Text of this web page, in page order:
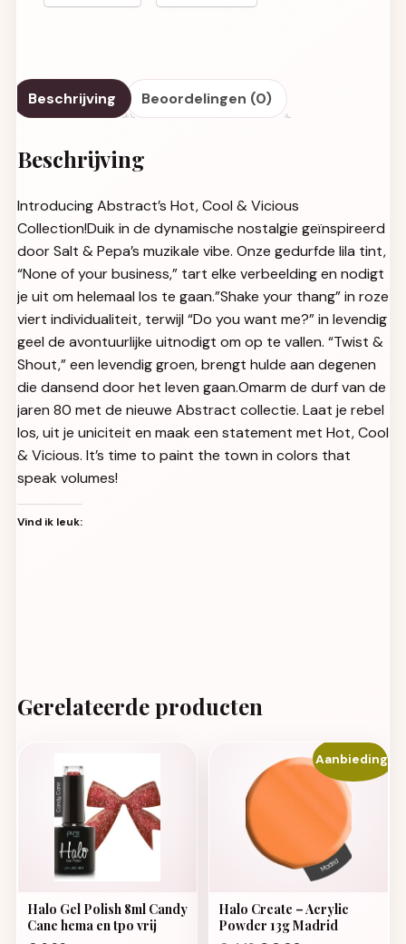
Beschrijving Beoordelingen (0)
Beschrijving
Introducing Abstract’s Hot, Cool & Vicious
Collection!Duik in de dynamische nostalgie geïnspireerd
door Salt & Pepa’s muzikale vibe. Onze gedurfde lila tint,
“None of your business,” tart elke verbeelding en nodigt
je uit om helemaal los te gaan.”Shake your thang” in roze
viert individualiteit, terwijl “Do you want me?” in levendig
geel de avontuurlijke uitnodigt om op te vallen. “Twist &
Shout,” een levendig groen, brengt hulde aan degenen
die dansend door het leven gaan.Omarm de durf van de
jaren 80 met de nieuwe Abstract collectie. Laat je rebel
los, uit je uniciteit en maak een statement met Hot, Cool
& Vicious. It’s time to paint the town in colors that
speak volumes!
Vind ik leuk:
Gerelateerde producten
Halo Gel Polish 8ml Candy
Cane hema en tpo vrij
Aanbieding!
Halo Create – Acrylic
Powder 13g Madrid